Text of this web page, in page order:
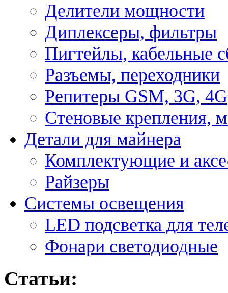
Делители мощности
Диплексеры, фильтры
Пигтейлы, кабельные
Разъемы, переходники
Репитеры GSM, 3G, 4G
Стеновые крепления,
Детали для майнера
Комплектующие и
Райзеры
Системы освещения
LED подсветка для
Фонари светодиодные
Статьи: